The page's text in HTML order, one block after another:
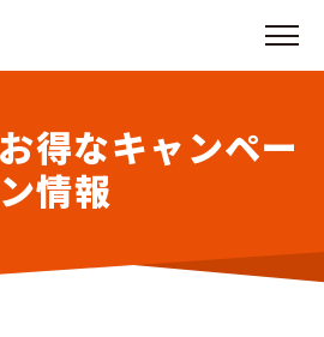
得なキャンペー
ン情報